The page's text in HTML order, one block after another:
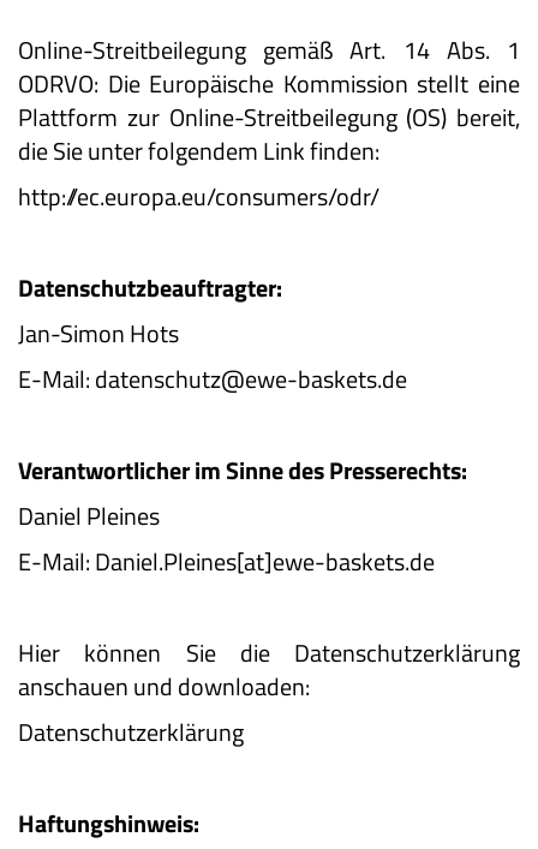
Online-Streitbeilegung gemäß Art. 14 Abs. 1
ODRVO: Die Europäische Kommission stellt eine
Plattform zur Online-Streitbeilegung (OS) bereit,
die Sie unter folgendem Link finden:
http://ec.europa.eu/consumers/odr/
Datenschutzbeauftragter:
Jan-Simon Hots
E-Mail: datenschutz@ewe-baskets.de
Verantwortlicher im Sinne des Presserechts:
Daniel Pleines
E-Mail: Daniel.Pleines[at]ewe-baskets.de
Hier können Sie die Datenschutzerklärung
anschauen und downloaden:
Datenschutzerklärung
Haftungshinweis: